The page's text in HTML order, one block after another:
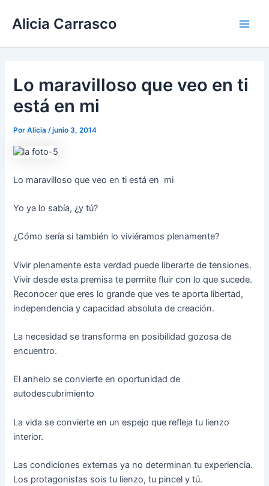
Alicia Carrasco
Lo maravilloso que veo en ti
está en mi
PorAlicia /junio 3, 2014
Lo maravilloso que veo en ti está en mi
Yo ya lo sabía, ¿y tú?
¿Cómo sería si también lo viviéramos plenamente?
Vivir plenamente esta verdad puede liberarte de tensiones.
Vivir desde esta premisa te permite fluir con lo que sucede.
Reconocer que eres lo grande que ves te aporta libertad,
independencia y capacidad absoluta de creación.
La necesidad se transforma en posibilidad gozosa de
encuentro.
El anhelo se convierte en oportunidad de
autodescubrimiento
La vida se convierte en un espejo que refleja tu lienzo
interior.
Las condiciones externas ya no determinan tu experiencia.
Los protagonistas sois tu lienzo, tu pincel y tú.